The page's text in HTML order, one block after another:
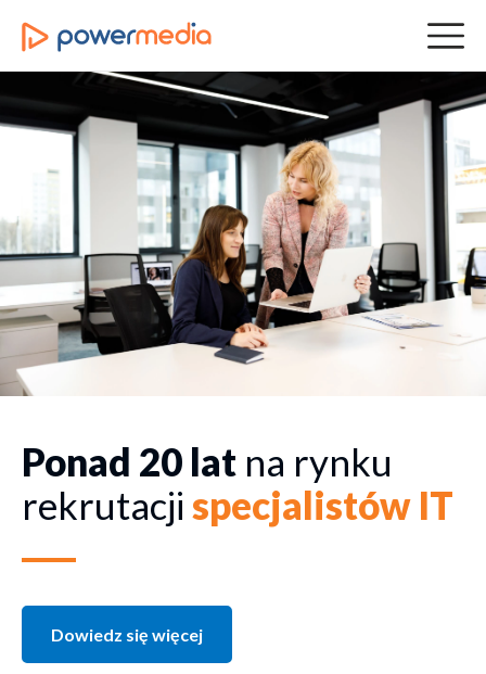
Ponad 20 lat na rynku
rekrutacji specjalistów IT
Dowiedz się więcej